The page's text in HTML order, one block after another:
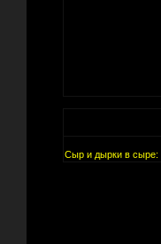
Сыр и дырки в сыре: